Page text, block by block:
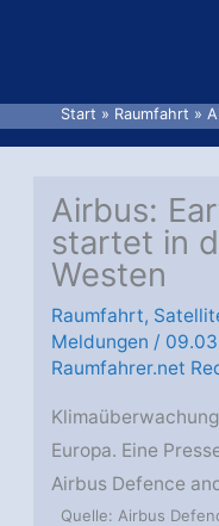
Start Raumfahrt
Airbus:
startet in
Westen
Raumfahrt,
Meldungen /
Raumfahrer.net
Europa. Eine
Airbus Defence
Quelle: Airbus